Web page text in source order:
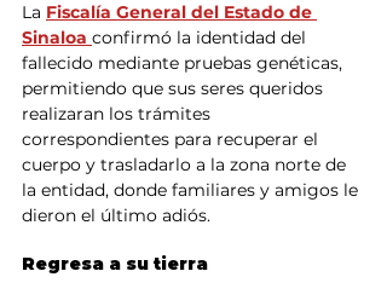
La Fiscalía General del Estado de
Sinaloa confirmó la identidad del
fallecido mediante pruebas genéticas,
permitiendo que sus seres queridos
realizaran los trámites
correspondientes para recuperar el
cuerpo y trasladarlo a la zona norte de
la entidad, donde familiares y amigos le
dieron el último adiós.
Regresa a su tierra